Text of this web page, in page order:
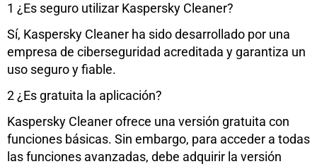
1 ¿Es seguro utilizar Kaspersky Cleaner?
Sí, Kaspersky Cleaner ha sido desarrollado por una
empresa de ciberseguridad acreditada y garantiza un
uso seguro y fiable.
2 ¿Es gratuita la aplicación?
Kaspersky Cleaner ofrece una versión gratuita con
funciones básicas. Sin embargo, para acceder a todas
las funciones avanzadas, debe adquirir la versión